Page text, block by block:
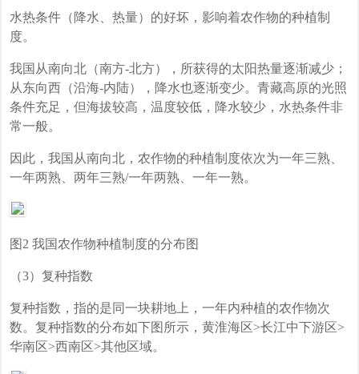
水热条件（降水、热量）的好坏，影响着农作物的种植制
度。
我国从南向北（南方-北方），所获得的太阳热量逐渐减少；
从东向西（沿海-内陆），降水也逐渐变少。青藏高原的光照
条件充足，但海拔较高，温度较低，降水较少，水热条件非
常一般。
因此，我国从南向北，农作物的种植制度依次为一年三熟、
一年两熟、两年三熟/一年两熟、一年一熟。
图2 我国农作物种植制度的分布图
（3）复种指数
复种指数，指的是同一块耕地上，一年内种植的农作物次
数。复种指数的分布如下图所示，黄淮海区>长江中下游区>
华南区>西南区>其他区域。